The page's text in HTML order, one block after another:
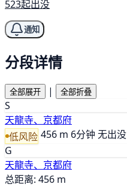
523起出没
通知
分段详情
全部展开 | 全部折叠
S
天龍寺、京都府
低风险 456 m 6分钟 无出没
G
天龍寺、京都府
总距离: 456 m